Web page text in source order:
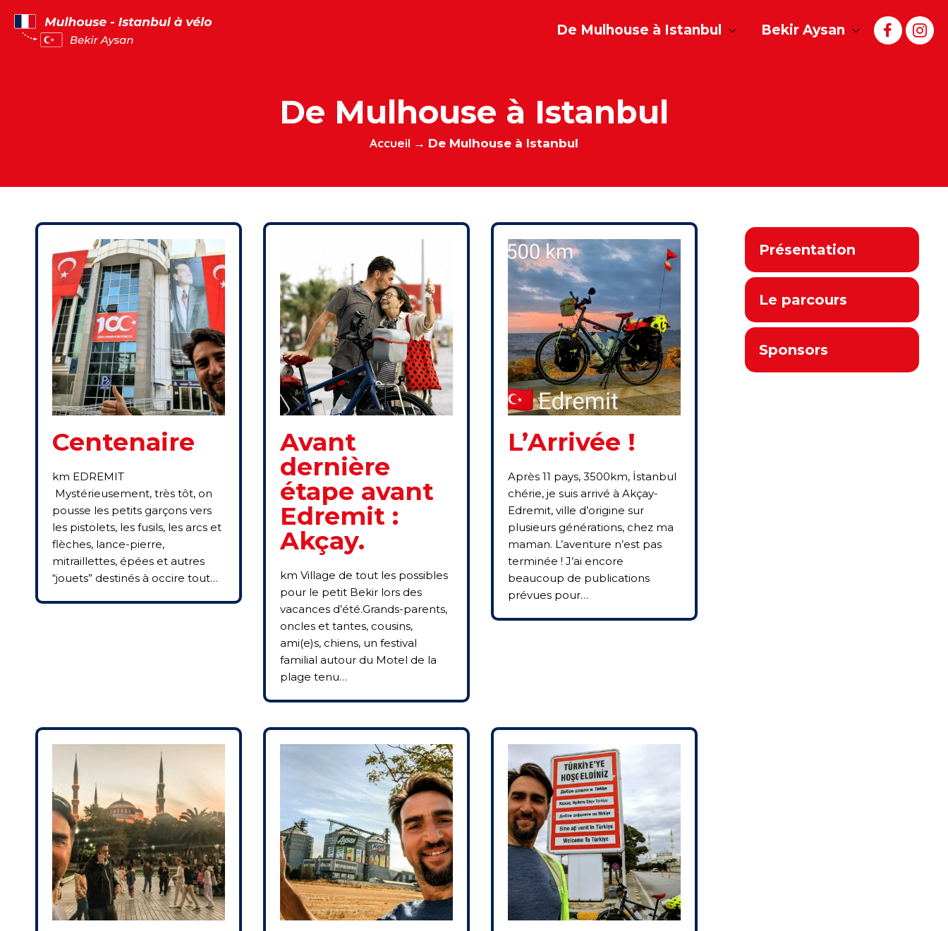
De Mulhouse à Istanbul Bekir Aysan
De Mulhouse à Istanbul
Accueil → De Mulhouse à Istanbul
Centenaire
km EDREMIT
Mystérieusement, très tôt, on
pousse les petits garçons vers
les pistolets, les fusils, les arcs et
flèches, lance-pierre,
mitraillettes, épées et autres
“jouets” destinés à occire tout…
Avant
dernière
étape avant
Edremit :
Akçay.
km Village de tout les possibles
pour le petit Bekir lors des
vacances d’été.Grands-parents,
oncles et tantes, cousins,
ami(e)s, chiens, un festival
familial autour du Motel de la
plage tenu…
L’Arrivée !
Après 11 pays, 3500km, İstanbul
chérie, je suis arrivé à Akçay-
Edremit, ville d’origine sur
plusieurs générations, chez ma
maman. L’aventure n’est pas
terminée ! J’ai encore
beaucoup de publications
prévues pour…
Présentation
Le parcours
Sponsors